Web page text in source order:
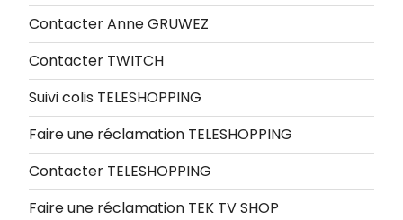
Contacter Anne GRUWEZ
Contacter TWITCH
Suivi colis TELESHOPPING
Faire une réclamation TELESHOPPING
Contacter TELESHOPPING
Faire une réclamation TEK TV SHOP